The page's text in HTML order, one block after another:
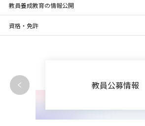
教員養成教育の情報公開
資格・免許
教員公募情報